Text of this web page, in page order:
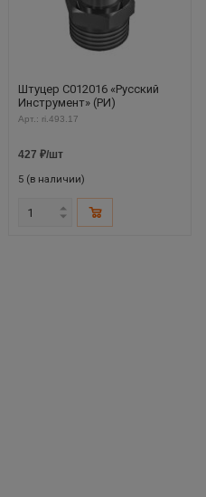
Штуцер C012016 «Русский
Инструмент» (РИ)
Арт.: ri.493.17
427 ₽/шт
5 (в наличии)